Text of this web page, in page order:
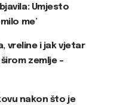
Umjesto
me’
vreline i jak vjetar
zemlje –
nakon što je